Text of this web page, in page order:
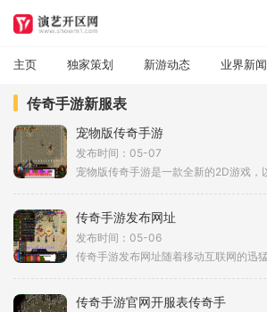
主页 独家策划 新游动态 业界新闻
传奇手游新服表
宠物版传奇手游
发布时间：05-07
传奇手游发布网址
发布时间：05-06
传奇手游官网开服表传奇手